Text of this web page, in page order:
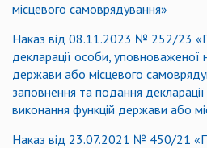
місцевого самоврядування»
Наказ від 08.11.2023 № 252/23
декларації особи, уповноваженої
держави або місцевого
заповнення та подання
виконання функцій держави або
Наказ від 23.07.2021 № 450/21